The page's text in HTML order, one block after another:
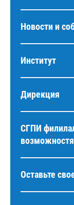
Новости и
Институт
Дирекция
СГПИ
Оставьте